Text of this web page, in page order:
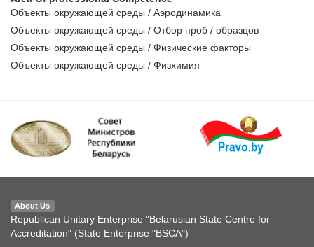
Объекты окружающей среды / Аэродинамика
Объекты окружающей среды / Отбор проб / образцов
Объекты окружающей среды / Физические факторы
Объекты окружающей среды / Физхимия
About Us
Republican Unitary Enterprise "Belarusian State Centre for
Accreditation" (State Enterprise "BSCA")